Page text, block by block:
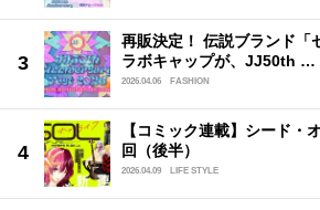
再販決定！ 伝説ブランド「
ラボキャップが、JJ50th …
2026.04.06 FASHION
【コミック連載】シード・
回（後半）
2026.04.09 LIFE STYLE